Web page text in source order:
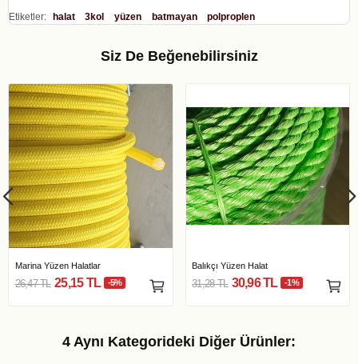
Etiketler: halat 3kol yüzen batmayan polproplen
Siz De Beğenebilirsiniz
Marina Yüzen Halatlar
26,47 TL 25,15 TL -5%
Balıkçı Yüzen Halat
31,28 TL 30,96 TL -1%
4 Aynı Kategorideki Diğer Ürünler: